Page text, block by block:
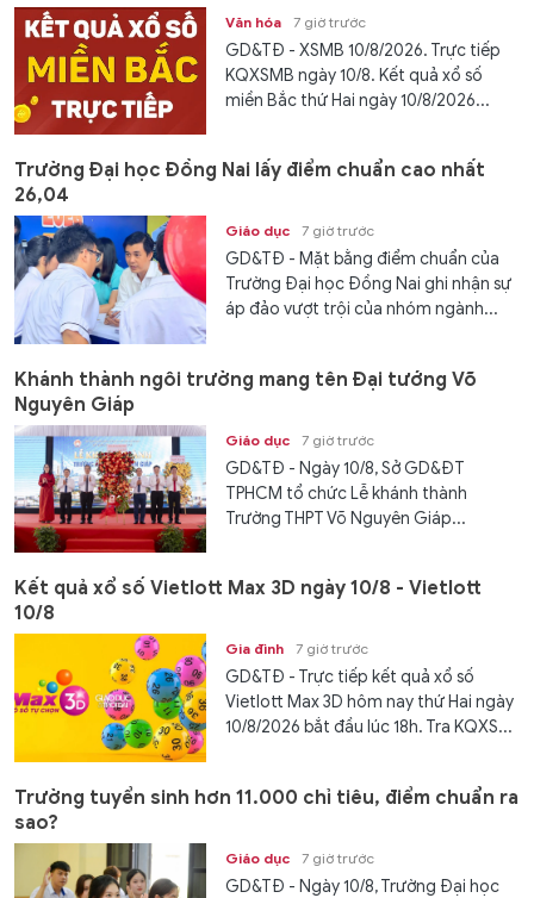
Văn hóa 7 giờ trước
GD&TĐ - XSMB 10/8/2026. Trực tiếp
KQXSMB ngày 10/8. Kết quả xổ số
miền Bắc thứ Hai ngày 10/8/2026...
Trường Đại học Đồng Nai lấy điểm chuẩn cao nhất
26,04
Giáo dục 7 giờ trước
GD&TĐ - Mặt bằng điểm chuẩn của
Trường Đại học Đồng Nai ghi nhận sự
áp đảo vượt trội của nhóm ngành...
Khánh thành ngôi trường mang tên Đại tướng Võ
Nguyên Giáp
Giáo dục 7 giờ trước
GD&TĐ - Ngày 10/8, Sở GD&ĐT
TPHCM tổ chức Lễ khánh thành
Trường THPT Võ Nguyên Giáp...
Kết quả xổ số Vietlott Max 3D ngày 10/8 - Vietlott
10/8
Gia đình 7 giờ trước
GD&TĐ - Trực tiếp kết quả xổ số
Vietlott Max 3D hôm nay thứ Hai ngày
10/8/2026 bắt đầu lúc 18h. Tra KQXS...
Trường tuyển sinh hơn 11.000 chỉ tiêu, điểm chuẩn ra
sao?
Giáo dục 7 giờ trước
GD&TĐ - Ngày 10/8, Trường Đại học